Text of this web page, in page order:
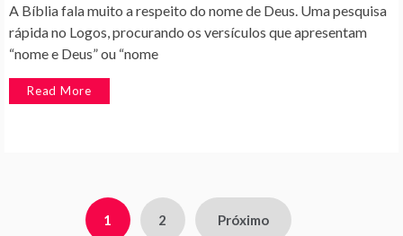
A Bíblia fala muito a respeito do nome de Deus. Uma pesquisa
rápida no Logos, procurando os versículos que apresentam
“nome e Deus” ou “nome
Read More
1 2 Próximo